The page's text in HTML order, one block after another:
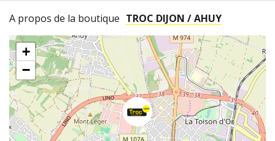
A propos de la boutique TROC DIJON / AHUY
+
−